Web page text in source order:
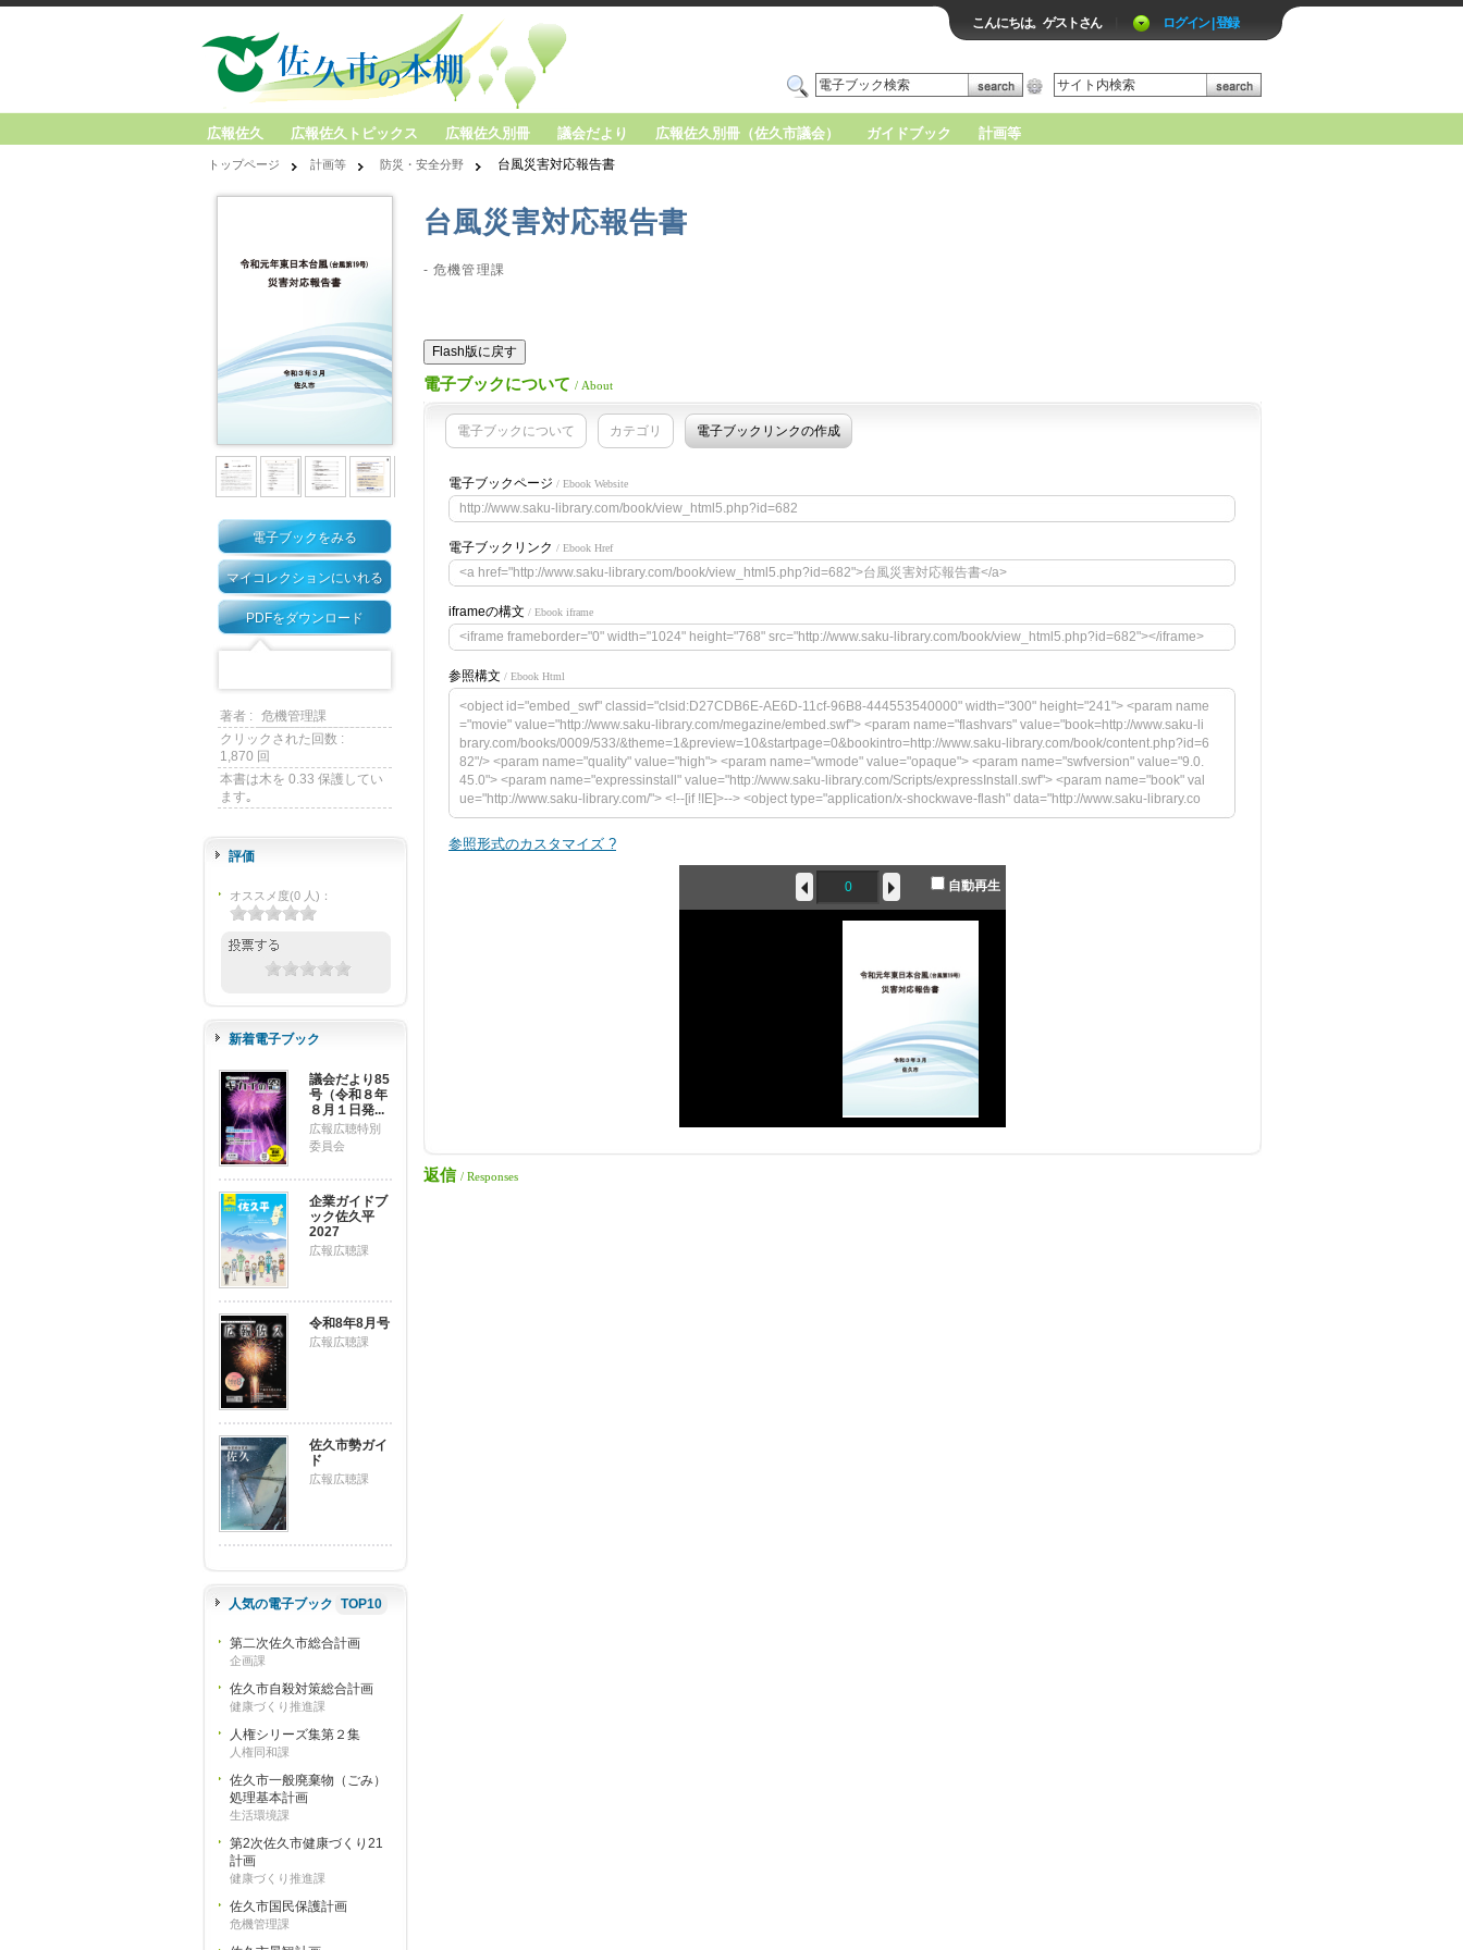
こんにちは。ゲストさん ログイン | 登録
広報佐久 広報佐久トピックス 広報佐久別冊 議会だより 広報佐久別冊（佐久市議会） ガイドブック 計画等
トップページ 計画等 防災・安全分野 台風災害対応報告書
電子ブックをみる
マイコレクションにいれる
PDFをダウンロード
著者 : 危機管理課
クリックされた回数 :
1,870 回
本書は木を 0.33 保護してい
ます｡
評価
オススメ度(0人) ：
新着電子ブック
議会だより85
号（令和８年
８月１日発...
広報広聴特別
委員会
企業ガイドブ
ック佐久平
2027
広報広聴課
令和8年8月号
広報広聴課
佐久市勢ガイ
ド
広報広聴課
人気の電子ブック TOP10
第二次佐久市総合計画
企画課
佐久市自殺対策総合計画
健康づくり推進課
人権シリーズ集第２集
人権同和課
佐久市一般廃棄物（ごみ）
処理基本計画
生活環境課
第2次佐久市健康づくり21
計画
健康づくり推進課
佐久市国民保護計画
危機管理課
台風災害対応報告書
- 危機管理課
Flash版に戻す
電子ブックについて / About
電子ブックについて カテゴリ 電子ブックリンクの作成
電子ブックページ / Ebook Website
http://www.saku-library.com/book/view_html5.php?id=682
電子ブックリンク / Ebook Href
<a href="http://www.saku-library.com/book/view_html5.php?id=682">台風災害対応報告書</a>
iframeの構文 / Ebook iframe
<iframe frameborder="0" width="1024" height="768" src="http://www.saku-library.com/book/view_html5.php?id=682"></iframe>
参照構文 / Ebook Html
<object id="embed_swf" classid="clsid:D27CDB6E-AE6D-11cf-96B8-444553540000" width="300" height="241"> <param name
="movie" value="http://www.saku-library.com/megazine/embed.swf"> <param name="flashvars" value="book=http://www.saku-li
brary.com/books/0009/533/&theme=1&preview=10&startpage=0&bookintro=http://www.saku-library.com/book/content.php?id=6
82"/> <param name="quality" value="high"> <param name="wmode" value="opaque"> <param name="swfversion" value="9.0.
45.0"> <param name="expressinstall" value="http://www.saku-library.com/Scripts/expressInstall.swf"> <param name="book" val
ue="http://www.saku-library.com/"> <!--[if !IE]>--> <object type="application/x-shockwave-flash" data="http://www.saku-library.co
m/megazine/embed.swf" width="300" height="241"> <!--<![endif]--> <param name="quality" value="high"> <param name="flash
vars" value="book=http://www.saku-library.com/books/0009/533/&theme=1&preview=10&startpage=0&bookintro=http://www.sak
u-library.com/book/content.php?id=682"/> <param name="wmode" value="opaque"> <param name="swfversion" value="9.0.45.
0"> <param name="expressinstall" value="http://www.saku-library.com/Scripts/expressInstall.swf"> <param name="book" value
="http://www.saku-library.com/"> <div> <h4>このコンテンツの表示には、Adobe Flash Playerの最新バージョンが必要です。</h
4> <p><a href="http://www.adobe.com/go/getflashplayer"><img src="http://www.adobe.com/images/shared/download_buttons/g
参照形式のカスタマイズ ?
自動再生
返信 / Responses